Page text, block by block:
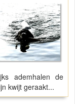
ademhalen de
kwijt geraakt...